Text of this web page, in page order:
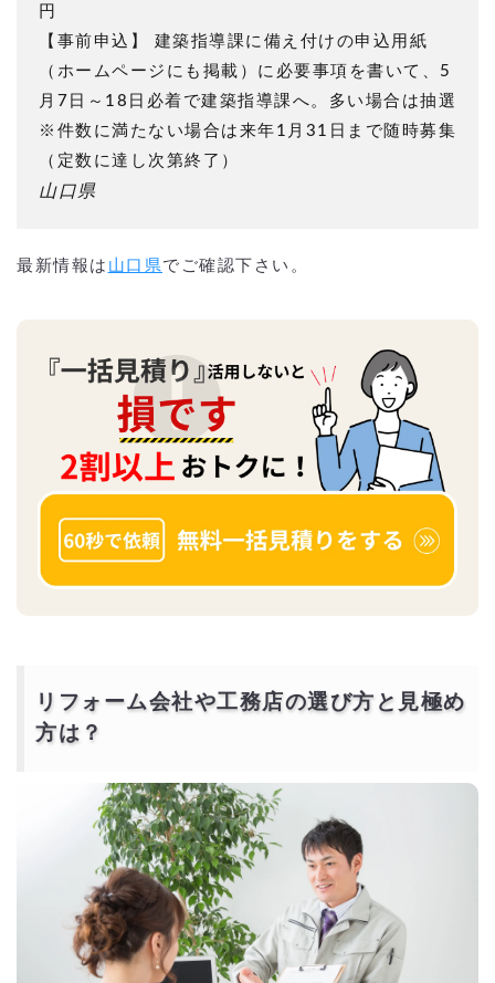
円
【事前申込】 建築指導課に備え付けの申込用紙
（ホームページにも掲載）に必要事項を書いて、5
月7日～18日必着で建築指導課へ。多い場合は抽選
※件数に満たない場合は来年1月31日まで随時募集
（定数に達し次第終了）
山口県
最新情報は 山口県でご確認下さい。
リフォーム会社や工務店の選び方と見極め
方は？